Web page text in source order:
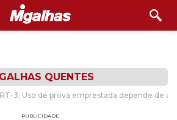
QUENTES
3: Uso de prova emprestada depende de
PUBLICIDADE